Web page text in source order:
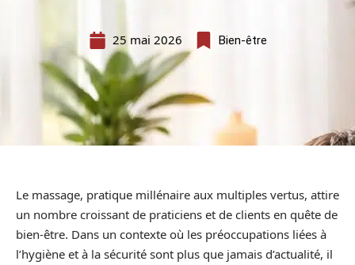
25 mai 2026 Bien-être
Le massage, pratique millénaire aux multiples vertus, attire
un nombre croissant de praticiens et de clients en quête de
bien-être. Dans un contexte où les préoccupations liées à
l’hygiène et à la sécurité sont plus que jamais d’actualité, il